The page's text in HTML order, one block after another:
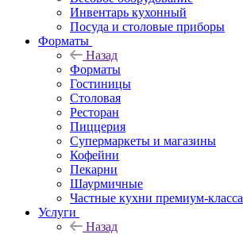
Инвентарь кухонный
Посуда и столовые приборы
Форматы
Назад
Форматы
Гостиницы
Столовая
Ресторан
Пиццерия
Супермаркеты и магазины
Кофейни
Пекарни
Шаурмичные
Частные кухни премиум-класса
Услуги
Назад